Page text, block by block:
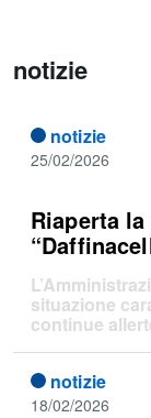
notizie
notizie
25/02/2026
Riaperta
situazione
continue
notizie
18/02/2026